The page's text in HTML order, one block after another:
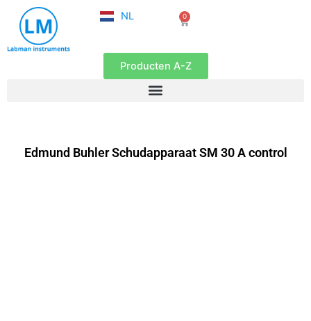
naar
NL
EN
0
Winkelwagen
Producten A-Z
Edmund Buhler Schudapparaat SM 30 A control